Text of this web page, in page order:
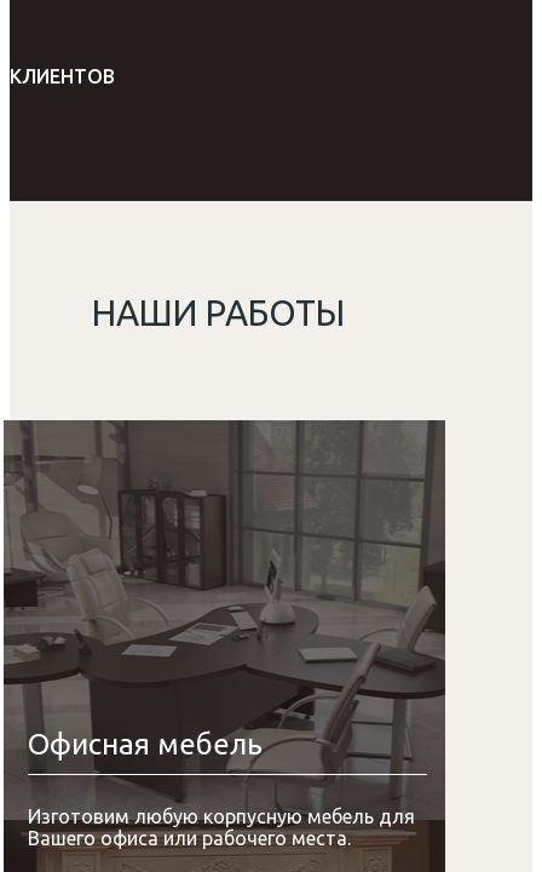
КЛИЕНТОВ
НАШИ РАБОТЫ
Офисная мебель
Изготовим любую корпусную мебель для
Вашего офиса или рабочего места.